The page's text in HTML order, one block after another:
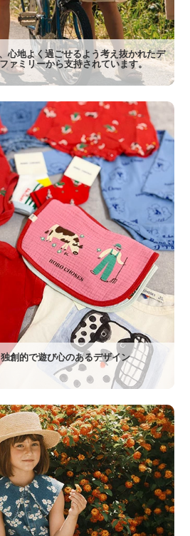
心地よく過ごせるよう考え抜かれたデ
ァミリーから支持されています。
創的で遊び心のあるデザイン